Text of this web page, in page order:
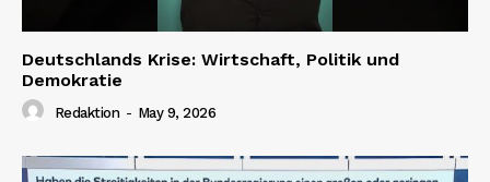
Deutschlands Krise: Wirtschaft, Politik und
Demokratie
Redaktion - May 9, 2026